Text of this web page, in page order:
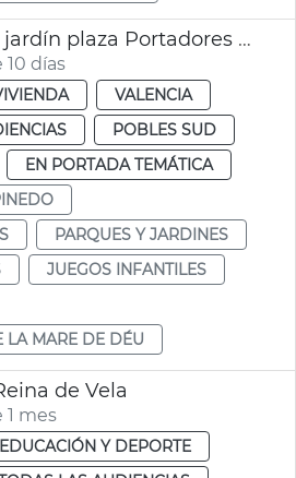
Remodelación jardín plaza Portadores Virgen María Pinedo
días
VALENCIA
POBLES SUD
EN PORTADA TEMÁTICA
PARQUES Y JARDINES
JUEGOS INFANTILES
LA MARE DE DÉU
de Vela
mes
EDUCACIÓN Y DEPORTE